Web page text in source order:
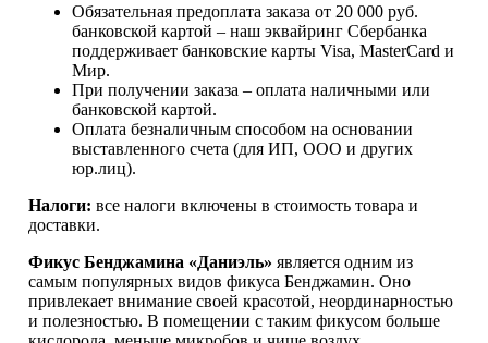
Обязательная предоплата заказа от 20 000 руб.
банковской картой – наш эквайринг Сбербанка
поддерживает банковские карты Visa, MasterCard и
Мир.
При получении заказа – oплата наличными или
банковской картой.
Оплата безналичным способом на основании
выставленного счета (для ИП, ООО и других
юр.лиц).
Налоги: все налоги включены в стоимость товара и
доставки.
Фикус Бенджамина «Даниэль» является одним из
самым популярных видов фикуса Бенджамин. Оно
привлекает внимание своей красотой, неординарностью
и полезностью. В помещении с таким фикусом больше